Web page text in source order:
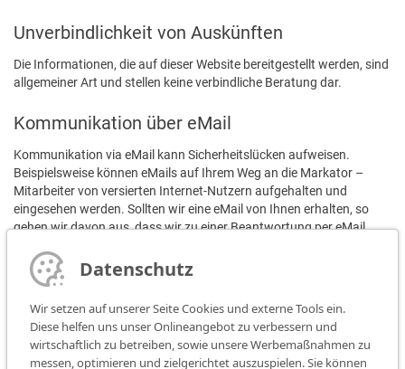
Unverbindlichkeit von Auskünften
Die Informationen, die auf dieser Website bereitgestellt werden, sind
allgemeiner Art und stellen keine verbindliche Beratung dar.
Kommunikation über eMail
Kommunikation via eMail kann Sicherheitslücken aufweisen.
Beispielsweise können eMails auf Ihrem Weg an die Markator –
Mitarbeiter von versierten Internet-Nutzern aufgehalten und
eingesehen werden. Sollten wir eine eMail von Ihnen erhalten, so
gehen wir davon aus, dass wir zu einer Beantwortung per eMail
andere Art der Kommunikation verweisen. Eine Verschlüsselung der
Nachricht mit gängigen Verschlüsselungsstandards (z.B. PGP)
Bildernachweis:
Datenschutz
Wir setzen auf unserer Seite Cookies und externe Tools ein.
Diese helfen uns unser Onlineangebot zu verbessern und
wirtschaftlich zu betreiben, sowie unsere Werbemaßnahmen zu
messen, optimieren und zielgerichtet auszuspielen. Sie können